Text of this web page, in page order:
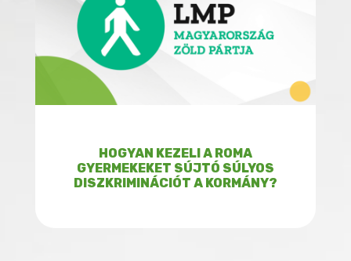
HOGYAN KEZELI A ROMA
GYERMEKEKET SÚJTÓ SÚLYOS
DISZKRIMINÁCIÓT A KORMÁNY?